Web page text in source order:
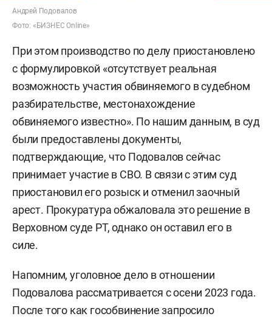
Андрей Подовалов
Фото: «БИЗНЕС Online»
При этом производство по делу приостановлено
с формулировкой «отсутствует реальная
возможность участия обвиняемого в судебном
разбирательстве, местонахождение
обвиняемого известно». По нашим данным, в суд
были предоставлены документы,
подтверждающие, что Подовалов сейчас
принимает участие в СВО. В связи с этим суд
приостановил его розыск и отменил заочный
арест. Прокуратура обжаловала это решение в
Верховном суде РТ, однако он оставил его в
силе.
Напомним, уголовное дело в отношении
Подовалова рассматривается с осени 2023 года.
После того как гособвинение запросило